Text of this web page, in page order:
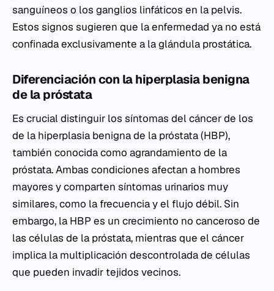
sanguíneos o los ganglios linfáticos en la pelvis.
Estos signos sugieren que la enfermedad ya no está
confinada exclusivamente a la glándula prostática.
Diferenciación con la hiperplasia benigna
de la próstata
Es crucial distinguir los síntomas del cáncer de los
de la hiperplasia benigna de la próstata (HBP),
también conocida como agrandamiento de la
próstata. Ambas condiciones afectan a hombres
mayores y comparten síntomas urinarios muy
similares, como la frecuencia y el flujo débil. Sin
embargo, la HBP es un crecimiento no canceroso de
las células de la próstata, mientras que el cáncer
implica la multiplicación descontrolada de células
que pueden invadir tejidos vecinos.